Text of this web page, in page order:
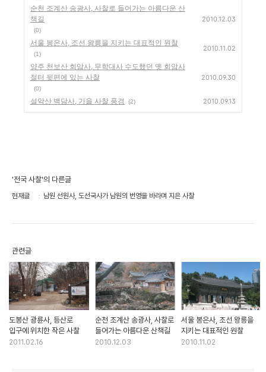
순천 조계산 송광사, 사찰로 들어가는 아름다운 산
책길
(0)
2010.12.03
서울 봉은사, 조선 왕릉을 지키는 대표적인 원찰
(1)
2010.11.02
양주 천보산 회암사, 무학대사 수도했던 옛 회암사
절터 뒷편에 있는 사찰
(0)
2010.09.30
설악산 백담사, 가을 사찰 풍경 (2) 2010.09.13
'전국 사찰'의 다른글
현재글 남원 선원사, 도선국사가 남원의 번영을 바라며 지은 사찰
관련글
도봉산 광륜사, 등산로
입구에 위치한 작은 사찰
2011.02.16
순천 조계산 송광사, 사찰로
들어가는 아름다운 산책길
2010.12.03
서울 봉은사, 조선 왕릉을
지키는 대표적인 원찰
2010.11.02